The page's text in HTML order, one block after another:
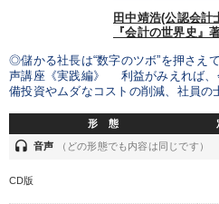
田中靖浩(公認会計
『会計の世界史』
◎儲かる社長は“数字のツボ”を押さ
声講座《実践編》 利益がみえれば、
備投資やムダなコストの削減、社員の
形 態
headset 音声 （どの形態でも内容は同じです）
CD版